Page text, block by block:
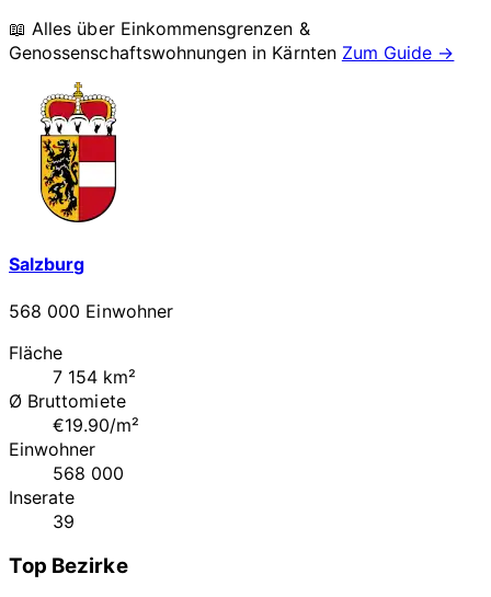
📖 Alles über Einkommensgrenzen &
Genossenschaftswohnungen in Kärnten Zum Guide →
Salzburg
568 000 Einwohner
Fläche
7 154 km²
Ø Bruttomiete
€19.90/m²
Einwohner
568 000
Inserate
39
Top Bezirke